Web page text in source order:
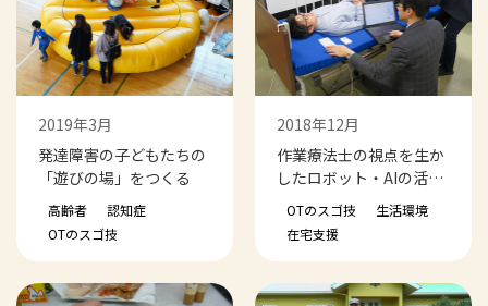
2019年3月
発達障害の子どもたちの
「遊びの場」をつくる
高齢者
認知症
OTのスゴ技
2018年12月
作業療法士の視点を生か
したロボット・AIの活用
OTのスゴ技
生活環境
在宅支援